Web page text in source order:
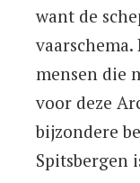
want de
mensen die
voor deze
bijzondere
Spitsbergen